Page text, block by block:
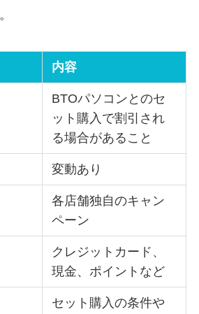
内容
BTOパソコンとのセ
ット購入で割引され
る場合があること
変動あり
各店舗独自のキャン
ペーン
クレジットカード、
現金、ポイントなど
セット購入の条件や